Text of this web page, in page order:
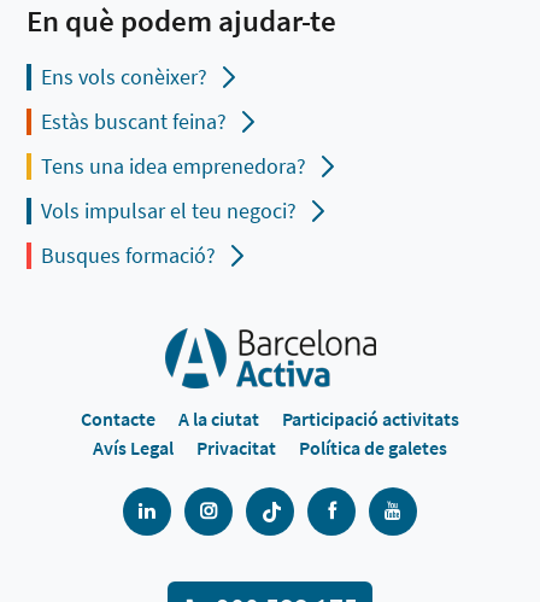
En què podem ajudar-te
Ens vols conèixer?
Estàs buscant feina?
Tens una idea emprenedora?
Vols impulsar el teu negoci?
Busques formació?
Contacte A la ciutat
Participació activitats
Avís Legal
Privacitat Política de galetes